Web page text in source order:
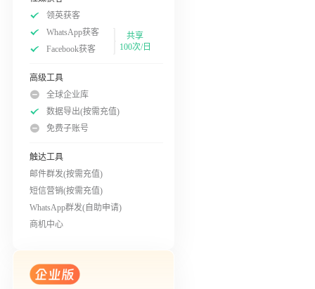
领英获客
WhatsApp获客
Facebook获客
共享
100次/日
高级工具
全球企业库
数据导出(按需充值)
免费子账号
触达工具
邮件群发(按需充值)
短信营销(按需充值)
WhatsApp群发(自助申请)
商机中心